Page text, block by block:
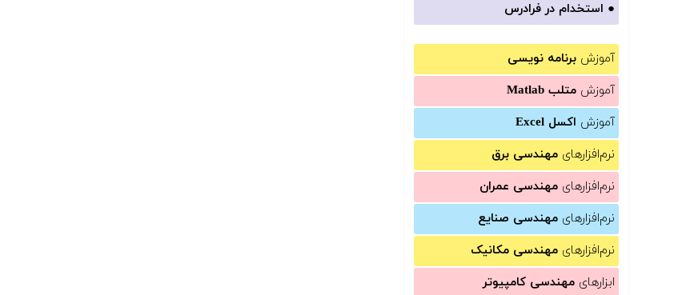
● استخدام در فرادرس
آموزش برنامه نویسی
آموزش متلب Matlab
آموزش اکسل Excel
نرم‌افزارهای مهندسی برق
نرم‌افزارهای مهندسی عمران
نرم‌افزارهای مهندسی صنایع
نرم‌افزارهای مهندسی مکانیک
ابزارهای مهندسی کامپیوتر